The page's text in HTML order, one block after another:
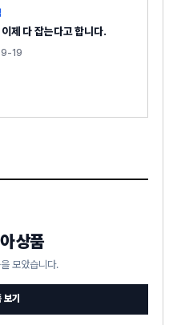
제 다 잡는다고 합니다.
19
상품
모았습니다.
기